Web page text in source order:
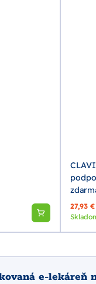
27,93 €
e-lekáreň